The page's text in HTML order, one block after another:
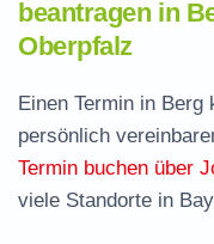
beantragen in
Oberpfalz
Einen Termin in
persönlich
Termin buchen über
viele Standorte in